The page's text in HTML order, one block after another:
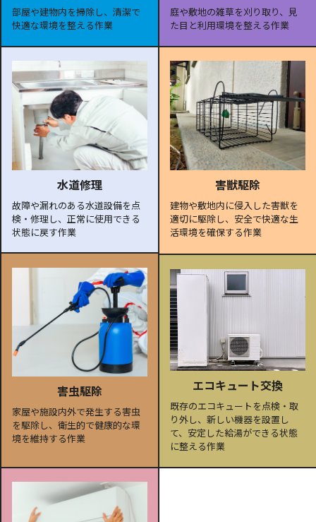
部屋や建物内を掃除し、清潔で
快適な環境を整える作業
庭や敷地の雑草を刈り取り、見
た目と利用環境を整える作業
水道修理
故障や漏れのある水道設備を点
検・修理し、正常に使用できる
状態に戻す作業
害獣駆除
建物や敷地内に侵入した害獣を
適切に駆除し、安全で快適な生
活環境を確保する作業
害虫駆除
家屋や施設内外で発生する害虫
を駆除し、衛生的で健康的な環
境を維持する作業
エコキュート交換
既存のエコキュートを点検・取
り外し、新しい機器を設置し
て、安定した給湯ができる状態
に整える作業